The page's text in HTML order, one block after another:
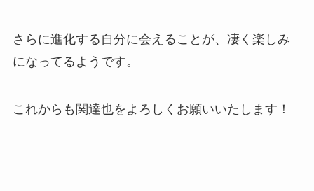
さらに進化する自分に会えることが、凄く楽しみ
になってるようです。
これからも関達也をよろしくお願いいたします！